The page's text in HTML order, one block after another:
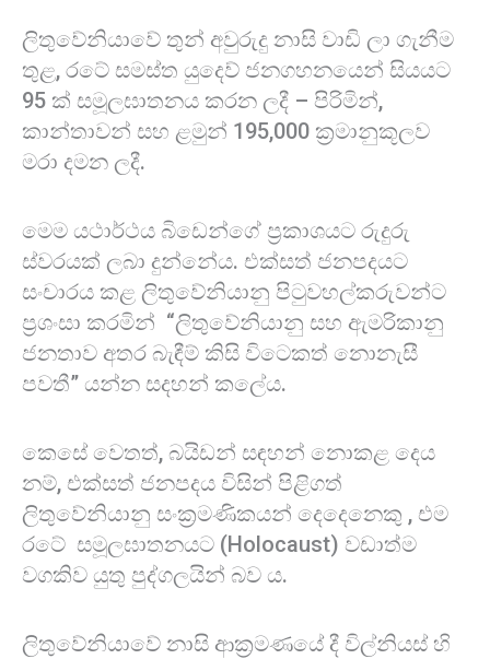
ලිතුවේනියාවේ තුන් අවුරුදු නාසි වාඩි ලා ගැනීම
තුළ, රටේ සමස්ත යුදෙව් ජනගහනයෙන් සියයට
95 ක් සමූලඝාතනය කරන ලදී – පිරිමින්,
කාන්තාවන් සහ ළමුන් 195,000 ක්‍රමානුකූලව
මරා දමන ලදී.
මෙම යථාර්ථය බිඩෙන්ගේ ප්‍රකාශයට රුදුරු
ස්වරයක් ලබා දුන්නේය. එක්සත් ජනපදයට
සංචාරය කළ ලිතුවේනියානු පිටුවහල්කරුවන්ට
ප්‍රශංසා කරමින් “ලිතුවේනියානු සහ ඇමරිකානු
ජනතාව අතර බැඳීම් කිසි විටෙකත් නොනැසී
පවතී” යන්න සදහන් කලේය.
කෙසේ වෙතත්, බයිඩන් සඳහන් නොකළ දෙය
නම්, එක්සත් ජනපදය විසින් පිළිගත්
ලිතුවේනියානු සංක්‍රමණිකයන් දෙදෙනෙකු , එම
රටේ සමූලඝාතනයට (Holocaust) වඩාත්ම
වගකිව යුතු පුද්ගලයින් බව ය.
ලිතුවේනියාවේ නාසි ආක්‍රමණයේ දී විල්නියස් හි